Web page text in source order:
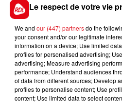
Plus globalement, les
déplacements, les balades en
forêt, de ranger ou encore de
pourraient s'envoler. Une
place par la préfecture de
Les parcs et l’accès aux
restent fermés, notamment
Béthune, Calais, Dunkerque
Le respect de votre vie
We and our (447) partnersdo the
your consent and/or our legitimate
information on a device; Use limited
profiles for personalised advertising;
advertising; Measure advertising
performance; Understand audiences
of data from different sources; Develop
profiles to personalise content; Use
content; Use limited data to select